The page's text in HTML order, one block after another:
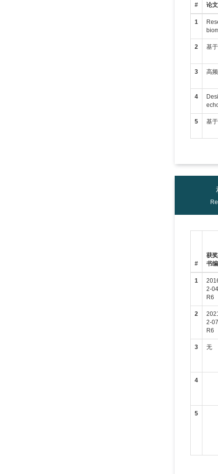
# 论
1
2 基
3 高
4
5 基
#
获
书
1
2-
R6
2
2-
R6
3 无
4
5